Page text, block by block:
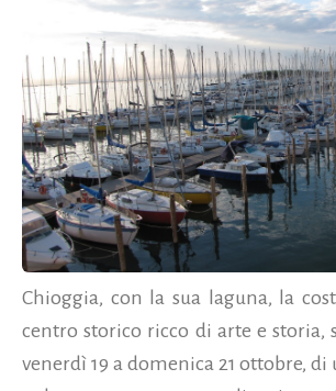
Chioggia, con la sua laguna, la
centro storico ricco di arte e storia,
venerdì 19 a domenica 21 ottobre,